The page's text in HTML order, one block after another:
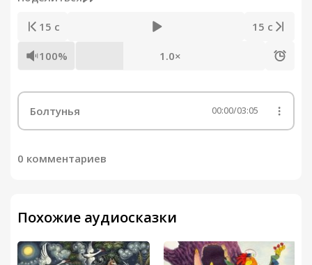
15 с 15 с
100% 1.0×
Болтунья 00:00/03:05
0 комментариев
Похожие аудиосказки